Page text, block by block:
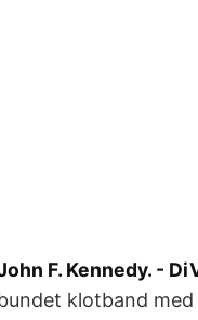
F. Kennedy. -
klotband